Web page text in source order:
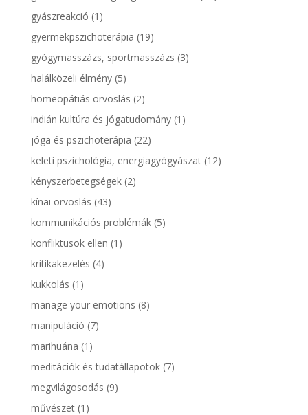
gyászreakció (1)
gyermekpszichoterápia (19)
gyógymasszázs, sportmasszázs (3)
halálközeli élmény(5)
homeopátiás orvoslás (2)
indián kultúra és jógatudomány(1)
jóga és pszichoterápia (22)
keleti pszichológia, energiagyógyászat(12)
kényszerbetegségek(2)
kínai orvoslás (43)
kommunikációs problémák(5)
konfliktusok ellen (1)
kritikakezelés (4)
kukkolás (1)
manage your emotions (8)
manipuláció (7)
marihuána (1)
meditációk és tudatállapotok(7)
megvilágosodás (9)
művészet(1)